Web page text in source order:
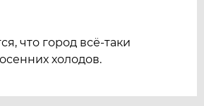
что город всё-таки
холодов.